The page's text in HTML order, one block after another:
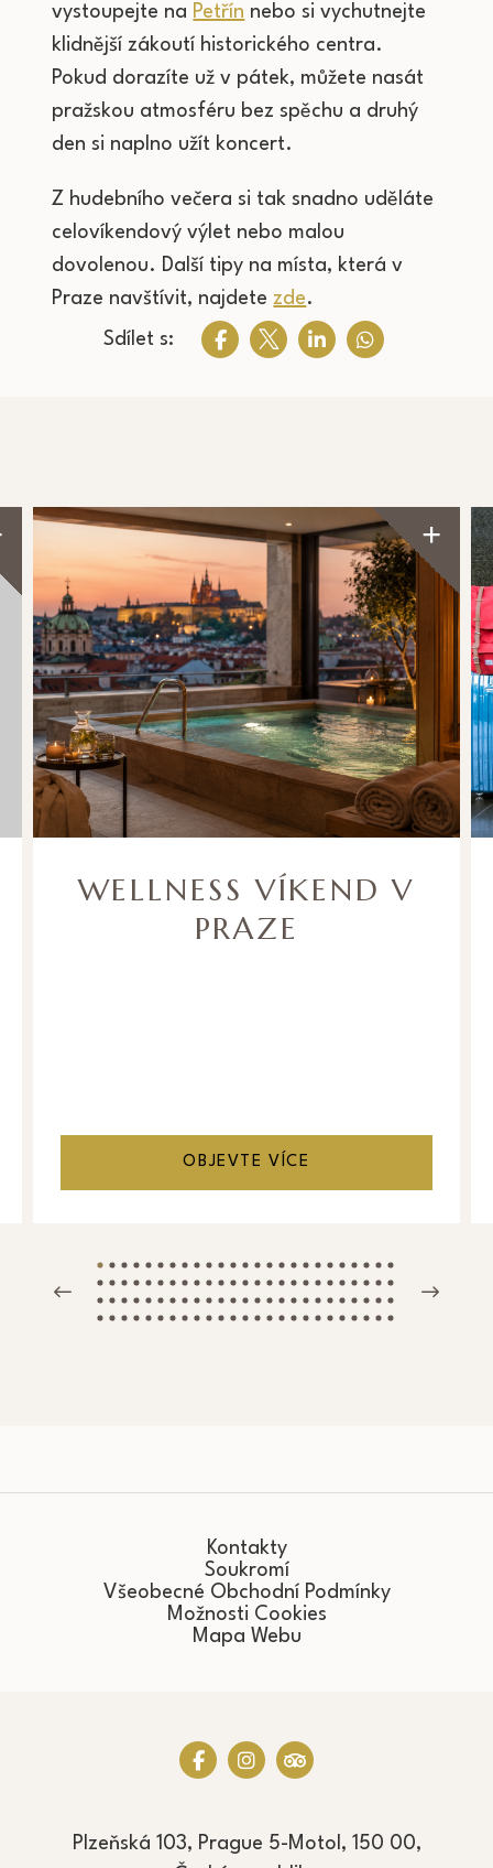
vystoupejte na Petřín nebo si vychutnejte
klidnější zákoutí historického centra.
Pokud dorazíte už v pátek, můžete nasát
pražskou atmosféru bez spěchu a druhý
den si naplno užít koncert.
Z hudebního večera si tak snadno uděláte
celovíkendový výlet nebo malou
dovolenou. Další tipy na místa, která v
Praze navštívit, najdete zde.
Sdílet s:
WELLNESS VÍKEND V
PRAZE
OBJEVTE VÍCE
Kontakty
Soukromí
Všeobecné Obchodní Podmínky
Možnosti Cookies
Mapa Webu
Plzeňská 103, Prague 5-Motol, 150 00,